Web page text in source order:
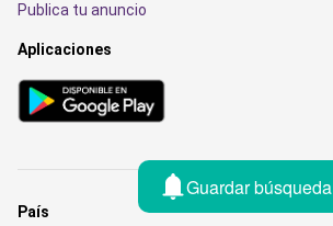
Guardar búsqueda
Publica tu anuncio
Aplicaciones
País